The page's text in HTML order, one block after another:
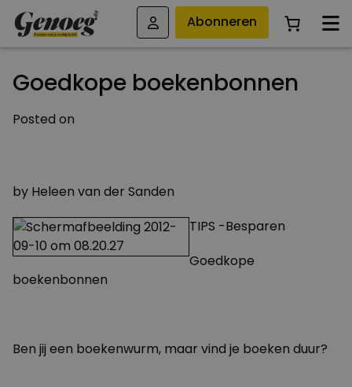
Abonneren
Goedkope boekenbonnen
Posted on
by Heleen van der Sanden
TIPS -Besparen
Goedkope
boekenbonnen
Ben jij een boekenwurm, maar vind je boeken duur?